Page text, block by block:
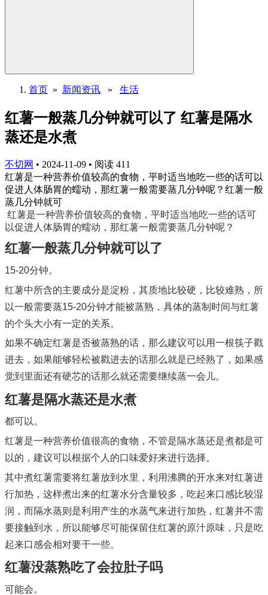
首页 » 新闻资讯 » 生活
红薯一般蒸几分钟就可以了 红薯是隔水
蒸还是水煮
不切网 • 2024-11-09 • 阅读 411
红薯是一种营养价值较高的食物，平时适当地吃一些的话可以
促进人体肠胃的蠕动，那红薯一般需要蒸几分钟呢？红薯一般
蒸几分钟就可
红薯是一种营养价值较高的食物，平时适当地吃一些的话可
以促进人体肠胃的蠕动，那红薯一般需要蒸几分钟呢？
红薯一般蒸几分钟就可以了
15-20分钟。
红薯中所含的主要成分是淀粉，其质地比较硬，比较难熟，所
以一般需要蒸15-20分钟才能被蒸熟，具体的蒸制时间与红薯
的个头大小有一定的关系。
如果不确定红薯是否被蒸熟的话，那么建议可以用一根筷子戳
进去，如果能够轻松被戳进去的话那么就是已经熟了，如果感
觉到里面还有硬芯的话那么就还需要继续蒸一会儿。
红薯是隔水蒸还是水煮
都可以。
红薯是一种营养价值很高的食物，不管是隔水蒸还是煮都是可
以的，建议可以根据个人的口味爱好来进行选择。
其中煮红薯需要将红薯放到水里，利用沸腾的开水来对红薯进
行加热，这样煮出来的红薯水分含量较多，吃起来口感比较湿
润，而隔水蒸则是利用产生的水蒸气来进行加热，红薯并不需
要接触到水，所以能够尽可能保留住红薯的原汁原味，只是吃
起来口感会相对要干一些。
红薯没蒸熟吃了会拉肚子吗
可能会。